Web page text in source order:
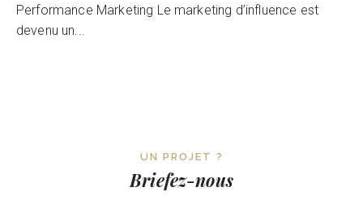
Performance Marketing Le marketing d’influence est
devenu un...
UN PROJET ?
Briefez-nous